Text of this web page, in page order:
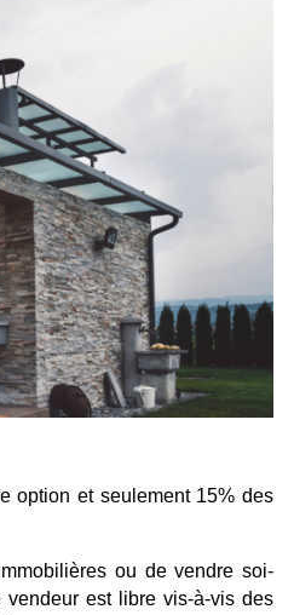
option et seulement 15% des
ou de vendre soi-
est libre vis-à-vis des